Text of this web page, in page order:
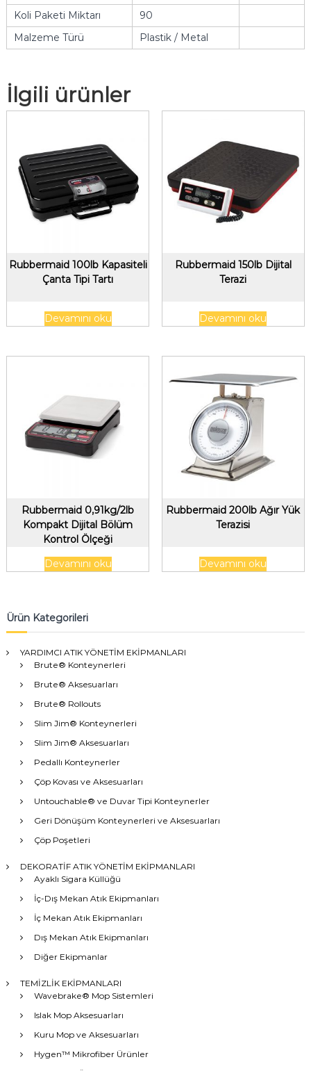
Koli Paketi Miktarı
90
Malzeme Türü
Plastik / Metal
İlgili ürünler
Rubbermaid 100lb Kapasiteli
Çanta Tipi Tartı
Devamını oku
Rubbermaid 150lb Dijital
Terazi
Devamını oku
Rubbermaid 0,91kg/2lb
Kompakt Dijital Bölüm
Kontrol Ölçeği
Devamını oku
Rubbermaid 200lb Ağır Yük
Terazisi
Devamını oku
Ürün Kategorileri
YARDIMCI ATIK YÖNETİM EKİPMANLARI
Brute® Konteynerleri
Brute® Aksesuarları
Brute® Rollouts
Slim Jim® Konteynerleri
Slim Jim® Aksesuarları
Pedallı Konteynerler
Çöp Kovası ve Aksesuarları
Untouchable® ve Duvar Tipi Konteynerler
Geri Dönüşüm Konteynerleri ve Aksesuarları
Çöp Poşetleri
DEKORATİF ATIK YÖNETİM EKİPMANLARI
Ayaklı Sigara Küllüğü
İç-Dış Mekan Atık Ekipmanları
İç Mekan Atık Ekipmanları
Dış Mekan Atık Ekipmanları
Diğer Ekipmanlar
TEMİZLİK EKİPMANLARI
Wavebrake® Mop Sistemleri
Islak Mop Aksesuarları
Kuru Mop ve Aksesuarları
Hygen™ Mikrofiber Ürünler